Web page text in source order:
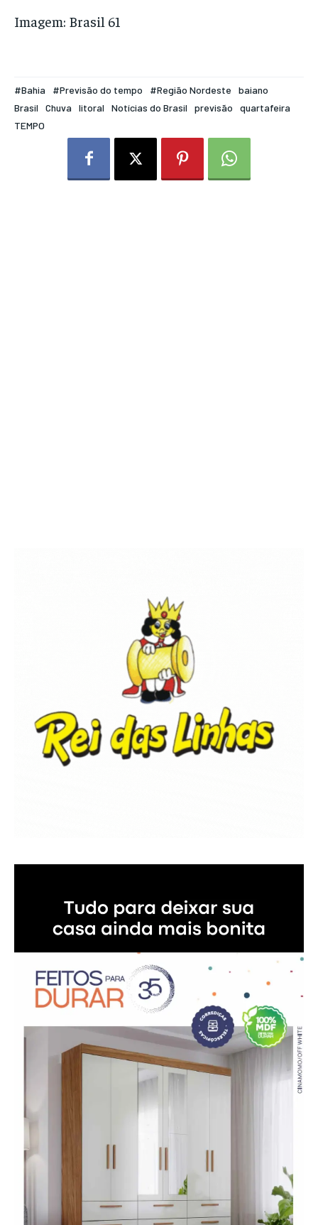
Imagem: Brasil 61
#Bahia #Previsão do tempo #Região Nordeste
baiano
Brasil
Chuva litoral Notícias do Brasil previsão
quartafeira
TEMPO